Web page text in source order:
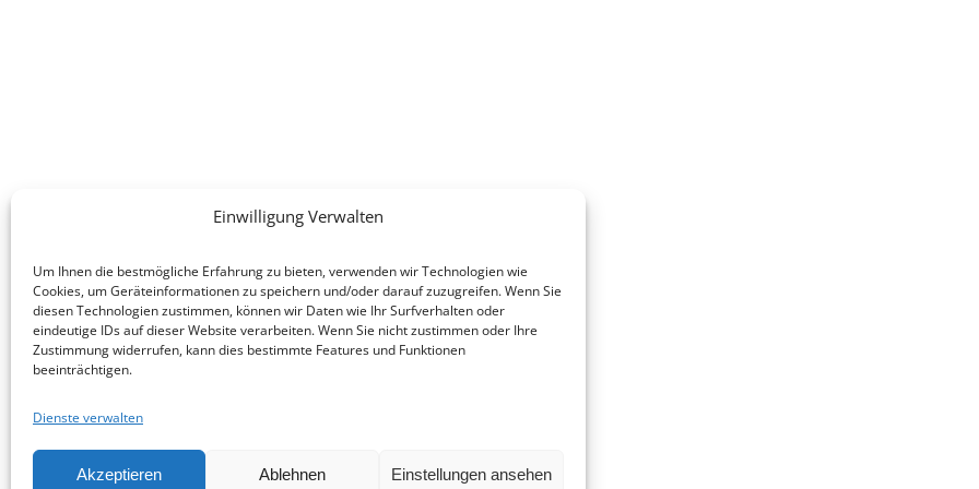
Einwilligung Verwalten
Um Ihnen die bestmögliche Erfahrung zu bieten, verwenden wir Technologien wie
Cookies, um Geräteinformationen zu speichern und/oder darauf zuzugreifen. Wenn Sie
diesen Technologien zustimmen, können wir Daten wie Ihr Surfverhalten oder
eindeutige IDs auf dieser Website verarbeiten. Wenn Sie nicht zustimmen oder Ihre
Zustimmung widerrufen, kann dies bestimmte Features und Funktionen
beeinträchtigen.
Dienste verwalten
Akzeptieren Ablehnen Einstellungen ansehen
KONTAKT